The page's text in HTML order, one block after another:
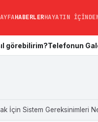
HABERLERHAYATIN
Galerisi Nasıl
İçin Sistem Gereksinimleri